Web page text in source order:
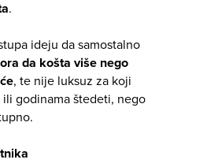
.
ideju da samostalno
da košta više nego
, te nije luksuz za koji
godinama štedeti, nego